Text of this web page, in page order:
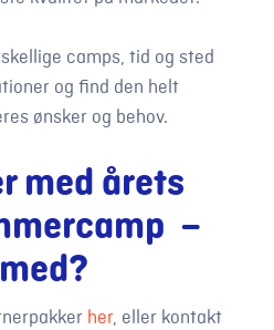
camps, tid og sted
og find den helt
ønsker og behov.
med årets
–
her, eller kontakt